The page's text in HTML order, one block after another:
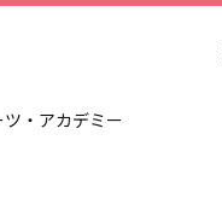
・アカデミー